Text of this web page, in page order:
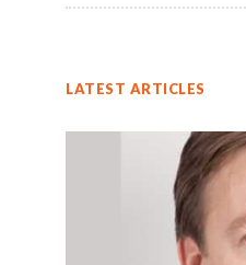
LATEST ARTICLES